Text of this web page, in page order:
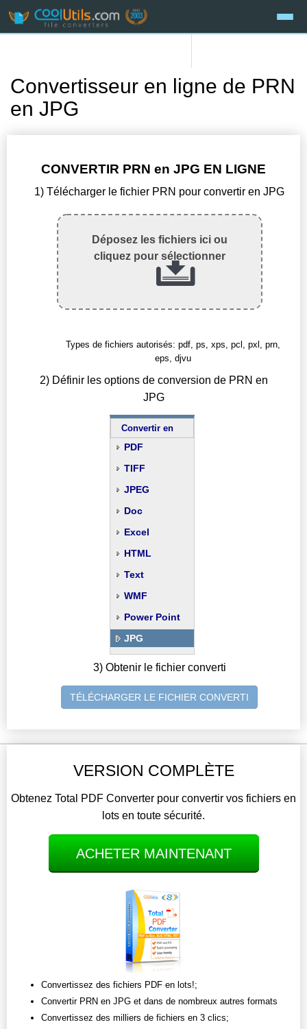
Convertisseur en ligne de PRN
en JPG
CONVERTIR PRN en JPG EN LIGNE
1) Télécharger le fichier PRN pour convertir en JPG
Déposez les fichiers ici ou
cliquez pour sélectionner
Types de fichiers autorisés: pdf, ps, xps, pcl, pxl, prn,
eps, djvu
2) Définir les options de conversion de PRN en
JPG
Convertir en
PDF
TIFF
JPEG
Doc
Excel
HTML
Text
WMF
Power Point
JPG
3) Obtenir le fichier converti
TÉLÉCHARGER LE FICHIER CONVERTI
VERSION COMPLÈTE
Obtenez Total PDF Converter pour convertir vos fichiers en
lots en toute sécurité.
ACHETER MAINTENANT
Convertissez des fichiers PDF en lots!;
Convertir PRN en JPG et dans de nombreux autres formats
Convertissez des milliers de fichiers en 3 clics;